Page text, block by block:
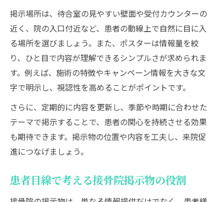
掲示場所は、待合室の見やすい壁面や受付カウンターの
近く、院の入口付近など、患者の動線上で自然に目に入
る場所を選びましょう。また、ポスターは情報量を絞
り、ひと目で内容が理解できるシンプルさが求められま
す。例えば、施術の特徴やキャンペーン情報を大きな文
字で明示し、視認性を高めることがポイントです。
さらに、定期的に内容を更新し、季節や時期に合わせた
テーマで掲示することで、患者の関心を持続させる効果
も期待できます。掲示物の位置や内容を工夫し、来院促
進につなげましょう。
患者目線で考える接骨院掲示物の役割